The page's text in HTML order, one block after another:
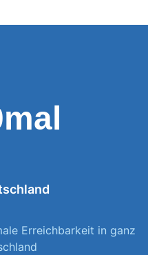
Erreichbarkeit in ganz